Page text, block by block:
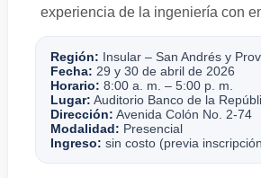
experiencia de la ingeniería con
Región: Insular – San Andrés y
Fecha: 29 y 30 de abril de 2026
Horario: 8:00 a. m. – 5:00 p. m.
Lugar: Auditorio Banco de la
Dirección: Avenida Colón No. 2-74
Modalidad: Presencial
Ingreso: sin costo (previa